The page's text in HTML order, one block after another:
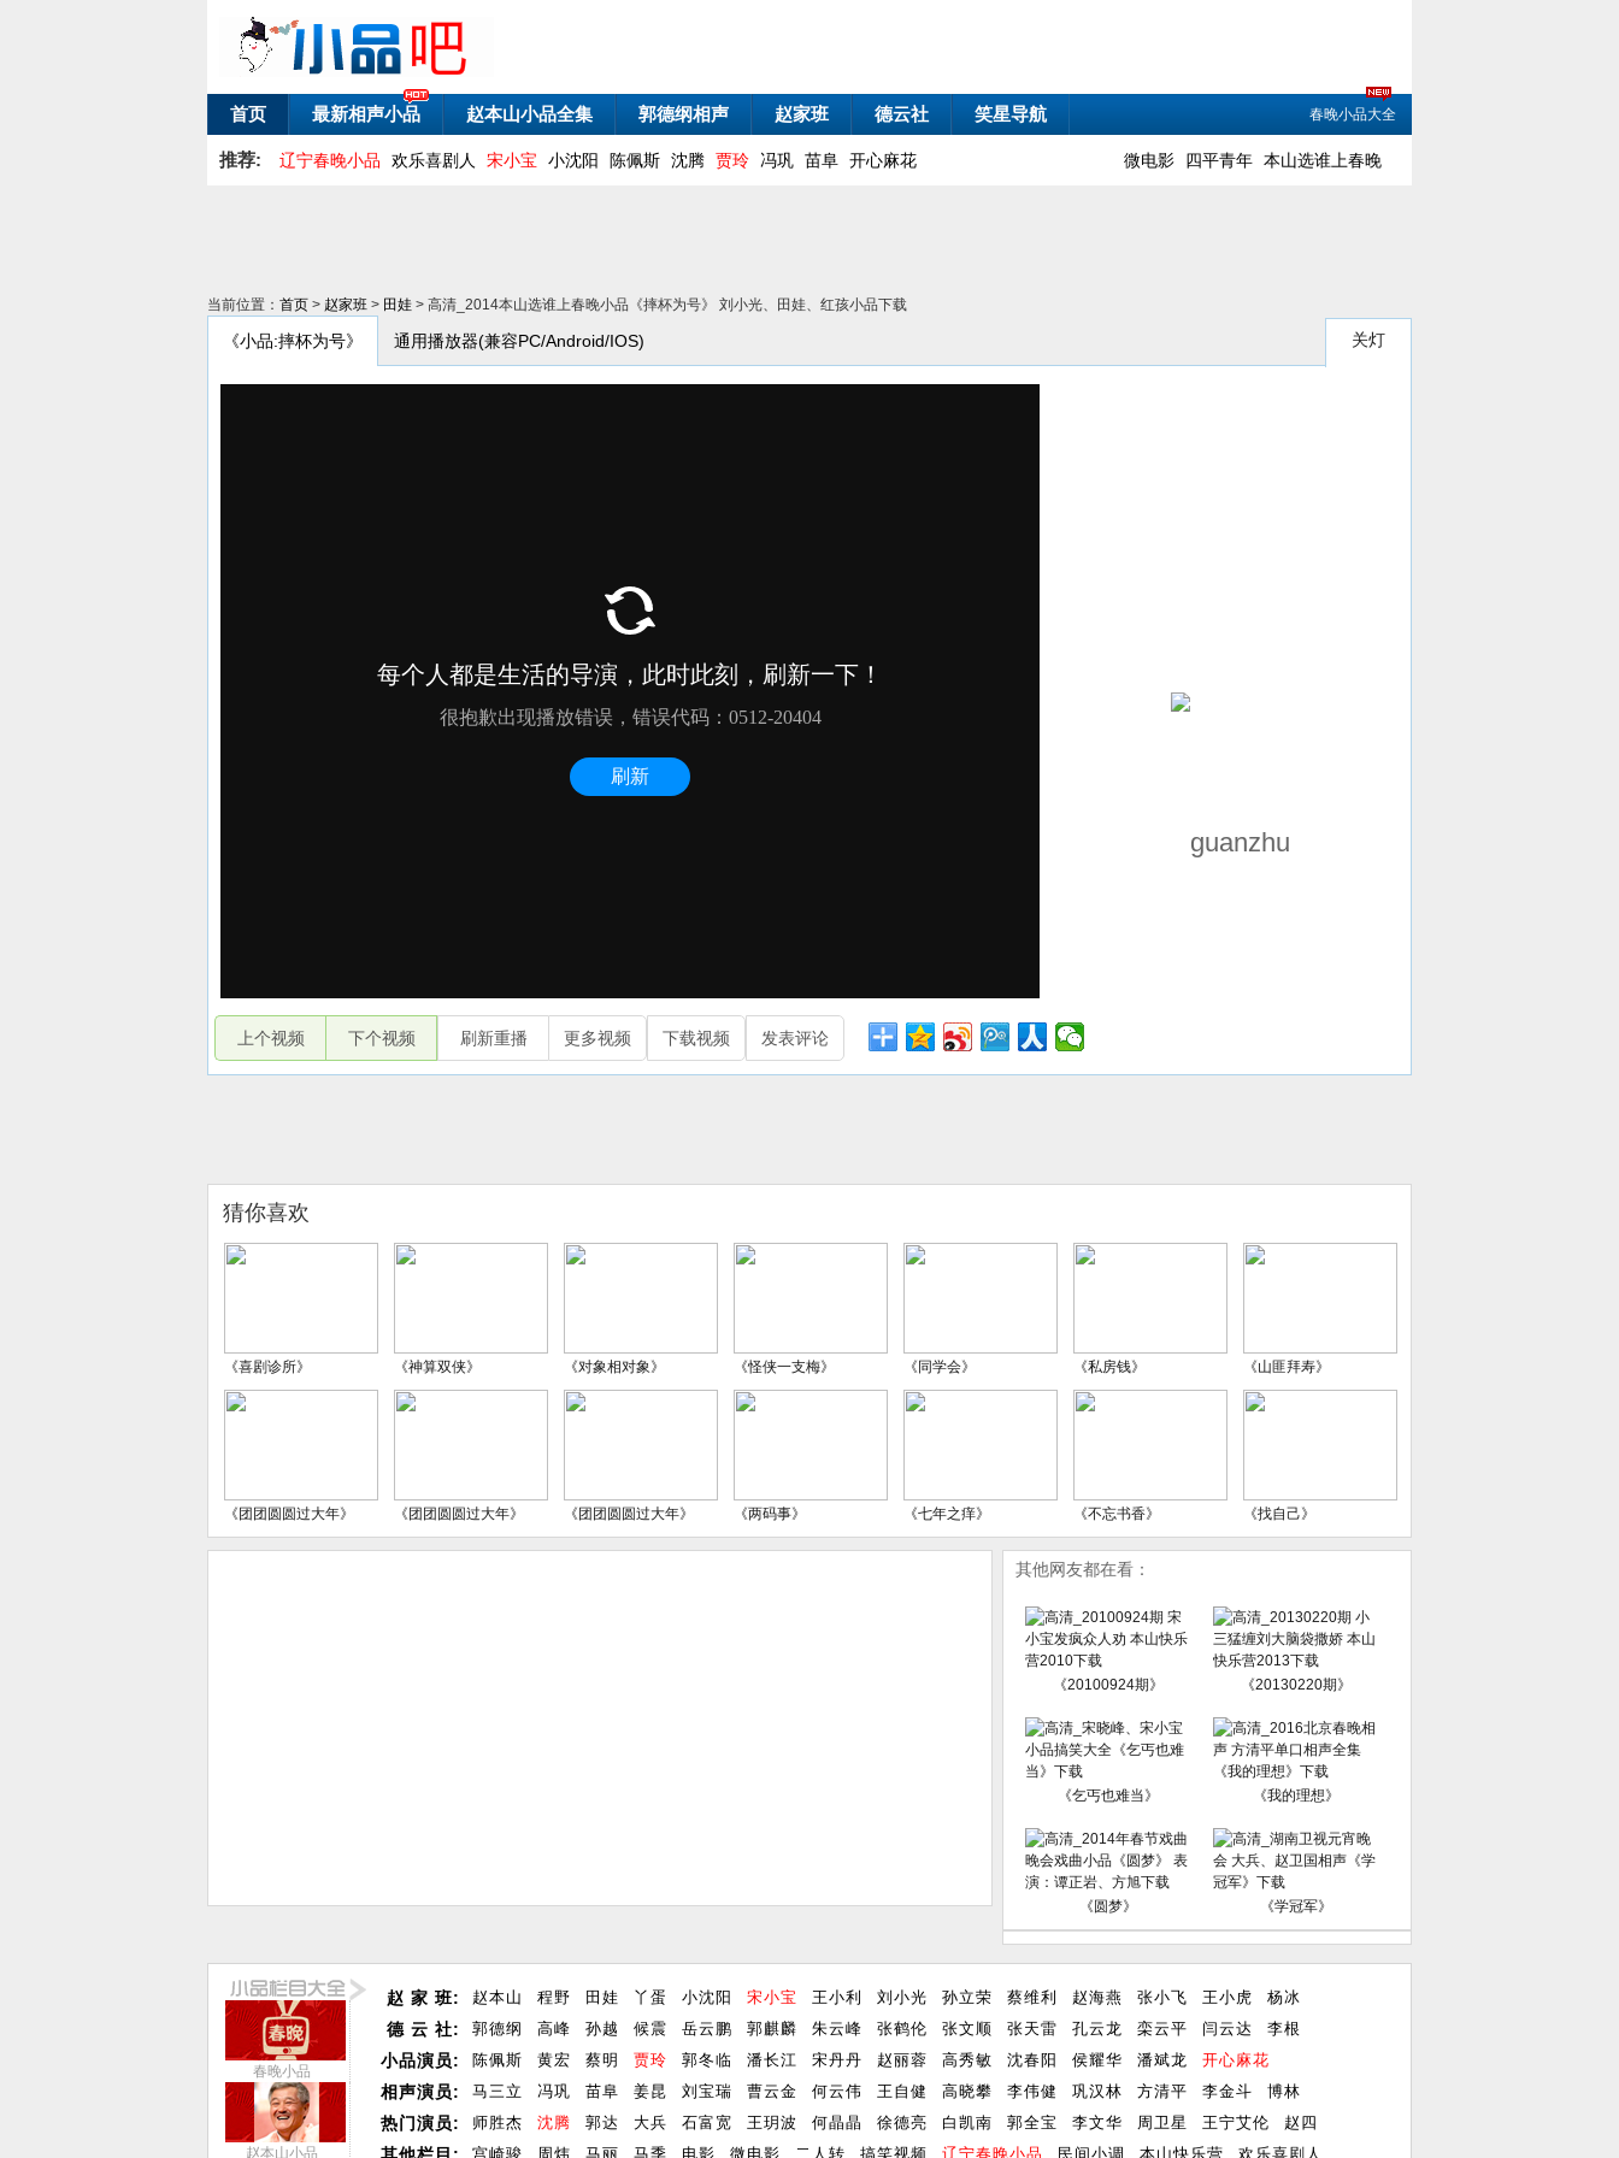
首页 最新相声小品 赵本山小品全集 郭德纲相声 赵家班 德云社 笑星导航 春晚小品大全
推荐: 辽宁春晚小品 欢乐喜剧人 宋小宝 小沈阳 陈佩斯 沈腾 贾玲 冯巩 苗阜 开心麻花 微电影 四平青年 本山选谁上春晚
当前位置： 首页 > 赵家班 > 田娃 > 高清_2014本山选谁上春晚小品《摔杯为号》 刘小光、田娃、红孩小品下载
《小品:摔杯为号》 通用播放器(兼容PC/Android/IOS) 关灯
上个视频 下个视频 刷新重播 更多视频 下载视频 发表评论
猜你喜欢
《喜剧诊所》 《神算双侠》 《对象相对象》 《怪侠一支梅》 《同学会》 《私房钱》 《山匪拜寿》
《团团圆圆过大年》 《团团圆圆过大年》 《团团圆圆过大年》 《两码事》 《七年之痒》 《不忘书香》 《找自己》
其他网友都在看：
《20100924期》 《20130220期》
《乞丐也难当》 《我的理想》
《圆梦》 《学冠军》
春晚小品
赵本山小品
赵 家 班:
德 云 社:
小品演员:
相声演员:
热门演员:
赵本山 程野 田娃 丫蛋 小沈阳 宋小宝 王小利 刘小光 孙立荣 蔡维利 赵海燕 张小飞 王小虎
杨冰
郭德纲
高峰 孙越 候震 岳云鹏 郭麒麟 朱云峰 张鹤伦 张文顺 张天雷 孔云龙 栾云平 闫云达
李根
陈佩斯
黄宏 蔡明 贾玲 郭冬临 潘长江 宋丹丹 赵丽蓉 高秀敏 沈春阳 侯耀华 潘斌龙
开心麻花
马三立
冯巩 苗阜 姜昆 刘宝瑞 曹云金 何云伟 王自健 高晓攀 李伟健 巩汉林 方清平 李金斗
博林
师胜杰
沈腾 郭达 大兵 石富宽 王玥波 何晶晶 徐德亮 白凯南 郭全宝 李文华 周卫星 王宁艾伦
赵四
宫崎骏
周炜 马丽 马季 电影 微电影 二人转 搞笑视频 辽宁春晚小品 民间小调 本山快乐营 欢乐喜剧人